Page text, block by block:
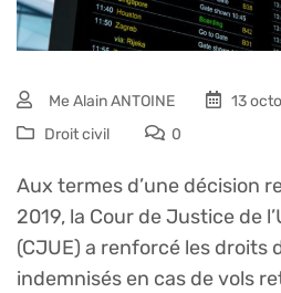
Me Alain ANTOINE
13
Droit civil
0
Aux termes d’une décision
2019, la Cour de Justice de
(CJUE) a renforcé les droits
indemnisés en cas de vols